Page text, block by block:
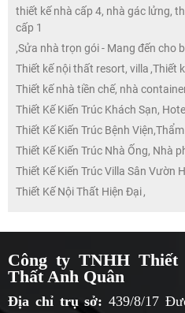
thiết kế nhà cấp 4, nhà gác lửng,
cấp 1
,Sửa nhà trọn gói - Mang đến cho
Thiết kế nội thất resort, villa ,Thiết
Thiết kế nhà tiền chế, nhà
Thiết Kế Kiến Trúc Khách Sạn,
Thiết Kế Kiến Trúc Bệnh
Thiết Kế Kiến Trúc Nhà Ống, Nhà
Thiết Kế Kiến Trúc Villa Sân Vườn
Thiết Kế Nội Thất Hiện Đại,
Công ty TNHH
Thất Anh Quân
Địa chỉ trụ sở: 439/8/17